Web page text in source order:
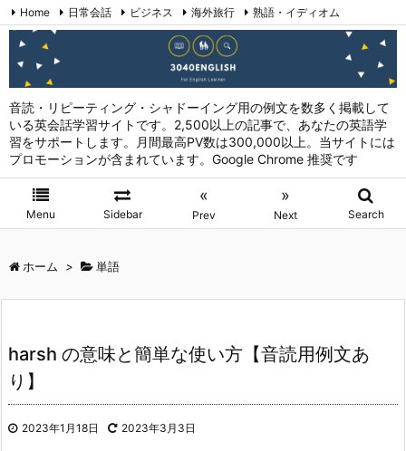
音読・リピーティング・シャドーイング用の例文を数多く掲載して
いる英会話学習サイトです。2,500以上の記事で、あなたの英語学
習をサポートします。月間最高PV数は300,000以上。当サイトには
プロモーションが含まれています。Google Chrome 推奨です
Menu Sidebar
«
Prev
»
Next Search
Home 日常会話 ビジネス 海外旅行
熟語・イディオム
英会話表現 (日本語→英語)
お問い合わせ
ホーム > 単語
harsh の意味と簡単な使い方【音読用例文あ
り】
2023年1月18日 2023年3月3日